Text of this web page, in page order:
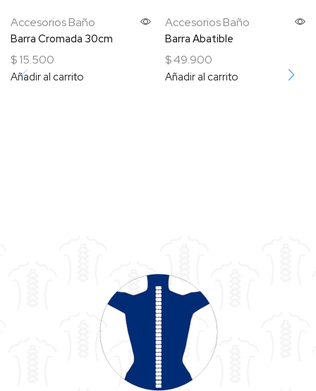
Accesorios Baño
Barra Cromada 30cm
$15.500
Añadir al carrito
Accesorios Baño
Barra Abatible
$49.900
Añadir al carrito